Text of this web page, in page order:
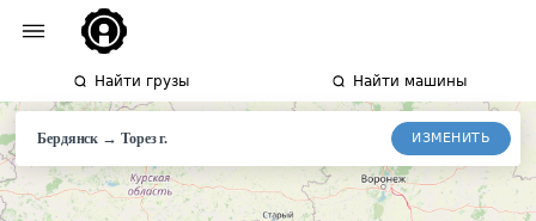
Найти грузы Найти машины
Бердянск → Торезг. ИЗМЕНИТЬ